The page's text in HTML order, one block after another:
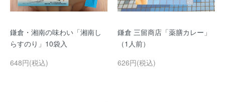
鎌倉・湘南の味わい「湘南し
らすのり」10袋入
648円(税込)
鎌倉 三留商店「薬膳カレー」
（1人前）
626円(税込)